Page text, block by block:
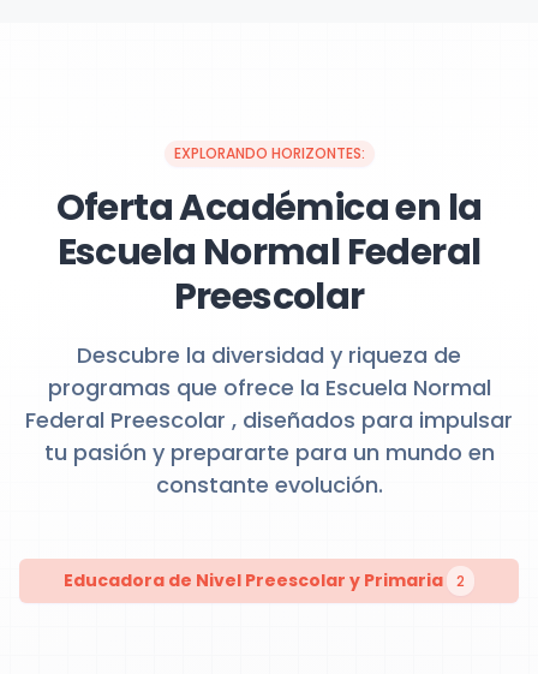
EXPLORANDO HORIZONTES:
Oferta Académica en la
Escuela Normal Federal
Preescolar
Descubre la diversidad y riqueza de
programas que ofrece la Escuela Normal
Federal Preescolar , diseñados para impulsar
tu pasión y prepararte para un mundo en
constante evolución.
Educadora de Nivel Preescolar y Primaria 2